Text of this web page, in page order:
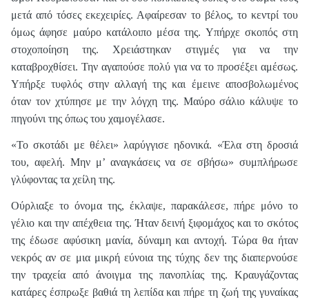
μετά από τόσες εκεχειρίες. Αφαίρεσαν το βέλος, το κεντρί του
όμως άφησε μαύρο κατάλοιπο μέσα της. Υπήρχε σκοπός στη
στοχοποίηση της. Χρειάστηκαν στιγμές για να την
καταβροχθίσει. Την αγαπούσε πολύ για να το προσέξει αμέσως.
Υπήρξε τυφλός στην αλλαγή της και έμεινε αποσβολωμένος
όταν τον χτύπησε με την λόγχη της. Μαύρο σάλιο κάλυψε το
πηγούνι της όπως του χαμογέλασε.
«Το σκοτάδι με θέλει» λαρύγγισε ηδονικά. «Έλα στη δροσιά
του, αφελή. Μην μ’ αναγκάσεις να σε σβήσω» συμπλήρωσε
γλύφοντας τα χείλη της.
Ούρλιαξε το όνομα της, έκλαψε, παρακάλεσε, πήρε μόνο το
γέλιο και την απέχθεια της. Ήταν δεινή ξιφομάχος και το σκότος
της έδωσε αφύσικη μανία, δύναμη και αντοχή. Τώρα θα ήταν
νεκρός αν σε μια μικρή εύνοια της τύχης δεν της διαπερνούσε
την τραχεία από άνοιγμα της πανοπλίας της. Κραυγάζοντας
κατάρες έσπρωξε βαθιά τη λεπίδα και πήρε τη ζωή της γυναίκας